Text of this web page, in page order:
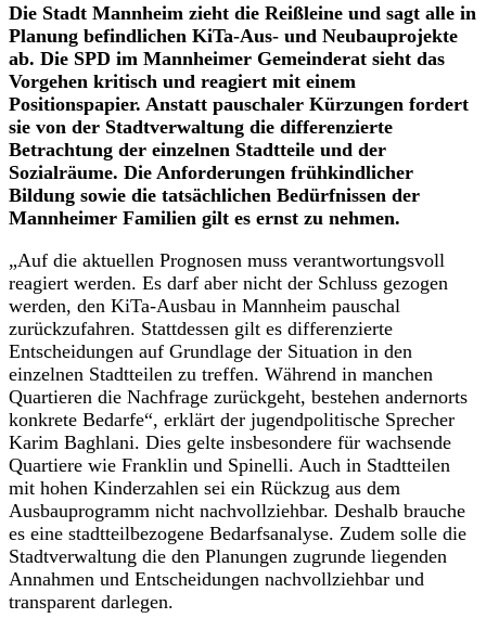
Die Stadt Mannheim zieht die Reißleine und sagt alle in
Planung befindlichen KiTa-Aus- und Neubauprojekte
ab. Die SPD im Mannheimer Gemeinderat sieht das
Vorgehen kritisch und reagiert mit einem
Positionspapier. Anstatt pauschaler Kürzungen fordert
sie von der Stadtverwaltung die differenzierte
Betrachtung der einzelnen Stadtteile und der
Sozialräume. Die Anforderungen frühkindlicher
Bildung sowie die tatsächlichen Bedürfnissen der
Mannheimer Familien gilt es ernst zu nehmen.
„Auf die aktuellen Prognosen muss verantwortungsvoll
reagiert werden. Es darf aber nicht der Schluss gezogen
werden, den KiTa-Ausbau in Mannheim pauschal
zurückzufahren. Stattdessen gilt es differenzierte
Entscheidungen auf Grundlage der Situation in den
einzelnen Stadtteilen zu treffen. Während in manchen
Quartieren die Nachfrage zurückgeht, bestehen andernorts
konkrete Bedarfe“, erklärt der jugendpolitische Sprecher
Karim Baghlani. Dies gelte insbesondere für wachsende
Quartiere wie Franklin und Spinelli. Auch in Stadtteilen
mit hohen Kinderzahlen sei ein Rückzug aus dem
Ausbauprogramm nicht nachvollziehbar. Deshalb brauche
es eine stadtteilbezogene Bedarfsanalyse. Zudem solle die
Stadtverwaltung die den Planungen zugrunde liegenden
Annahmen und Entscheidungen nachvollziehbar und
transparent darlegen.